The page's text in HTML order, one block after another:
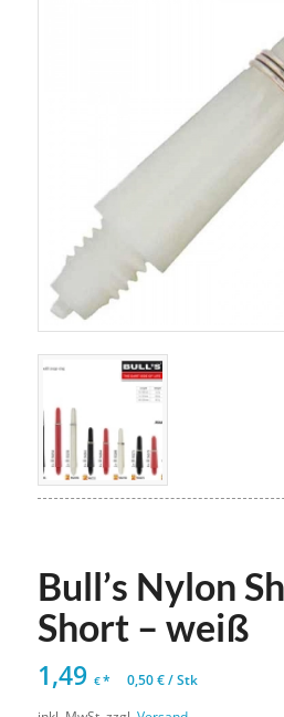
Bull’s Nylon
Short – weiß
1,49 €* 0,50€/Stk